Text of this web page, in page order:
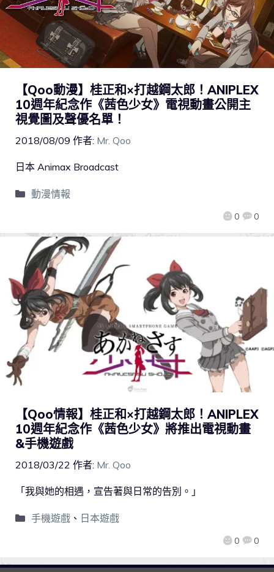
【Qoo動漫】桂正和×打越鋼太郎！ANIPLEX
10週年紀念作《茜色少女》電視動畫公開主
視覺圖及聲優名單！
2018/08/09 作者: Mr. Qoo
0 0
日本 Animax Broadcast
動漫情報
【Qoo情報】桂正和×打越鋼太郎！ANIPLEX
10週年紀念作《茜色少女》將推出電視動畫
&手機遊戲
2018/03/22 作者: Mr. Qoo
0 0
「我與她的相遇，宣告著與日常的告別。」
手機遊戲、 日本遊戲